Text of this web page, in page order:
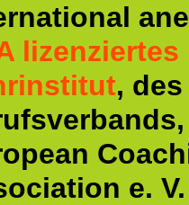
lizenziertes
,
e.